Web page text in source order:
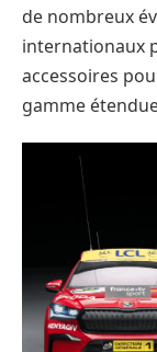
de nombreux
internationaux
accessoires
gamme